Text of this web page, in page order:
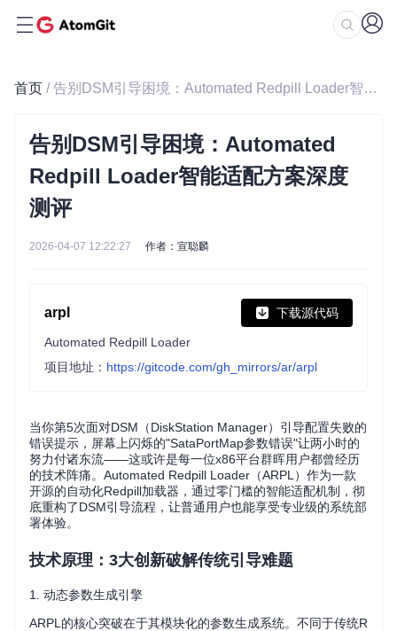
首页 / 告别DSM引导困境：Automated Redpill Loader智能适配方案深度测评
告别DSM引导困境：Automated
Redpill Loader智能适配方案深度
测评
2026-04-07 12:22:27 作者：宣聪麟
arpl 下载源代码
Automated Redpill Loader
项目地址： https://gitcode.com/gh_mirrors/ar/arpl
当你第5次面对DSM（DiskStation Manager）引导配置失败的
错误提示，屏幕上闪烁的"SataPortMap参数错误"让两小时的
努力付诸东流——这或许是每一位x86平台群晖用户都曾经历
的技术阵痛。Automated Redpill Loader（ARPL）作为一款
开源的自动化Redpill加载器，通过零门槛的智能适配机制，彻
底重构了DSM引导流程，让普通用户也能享受专业级的系统部
署体验。
技术原理：3大创新破解传统引导难题
1. 动态参数生成引擎
ARPL的核心突破在于其模块化的参数生成系统。不同于传统R